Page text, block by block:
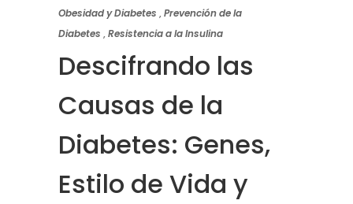
Obesidad y Diabetes ,Prevención de la
Diabetes ,Resistencia a la Insulina
Descifrando las
Causas de la
Diabetes: Genes,
Estilo de Vida y